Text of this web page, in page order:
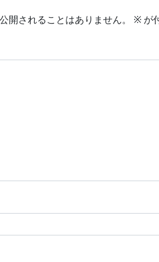
開されることはありません。 ※ が